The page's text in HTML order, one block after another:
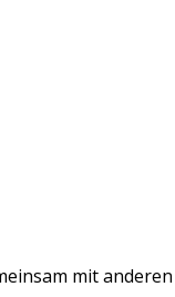
mit